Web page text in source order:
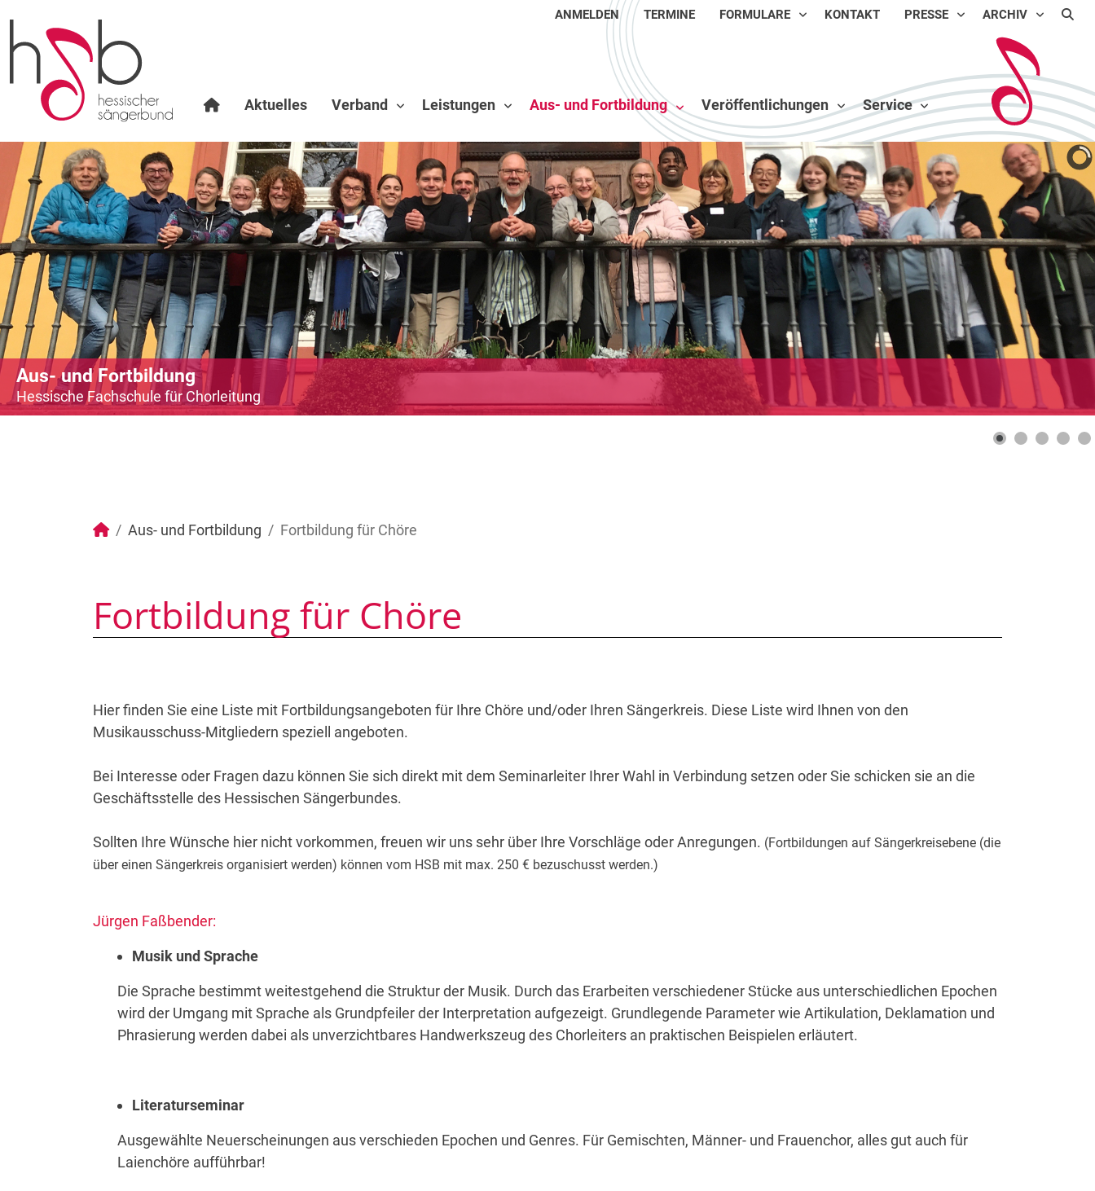
ANMELDEN TERMINE FORMULARE KONTAKT PRESSE ARCHIV
Aktuelles Verband Leistungen Aus- und Fortbildung Veröffentlichungen Service
Aus- und Fortbildung
Hessische Fachschule für Chorleitung
Aus- und Fortbildung Fortbildung für Chöre
Fortbildung für Chöre
Hier finden Sie eine Liste mit Fortbildungsangeboten für Ihre Chöre und/oder Ihren Sängerkreis. Diese Liste wird Ihnen von den
Musikausschuss-Mitgliedern speziell angeboten.
Bei Interesse oder Fragen dazu können Sie sich direkt mit dem Seminarleiter Ihrer Wahl in Verbindung setzen oder Sie schicken sie an die
Geschäftsstelle des Hessischen Sängerbundes.
Sollten Ihre Wünsche hier nicht vorkommen, freuen wir uns sehr über Ihre Vorschläge oder Anregungen. (Fortbildungen auf Sängerkreisebene (die
über einen Sängerkreis organisiert werden) können vom HSB mit max. 250 € bezuschusst werden.)
Jürgen Faßbender:
Musik und Sprache
Die Sprache bestimmt weitestgehend die Struktur der Musik. Durch das Erarbeiten verschiedener Stücke aus unterschiedlichen Epochen
wird der Umgang mit Sprache als Grundpfeiler der Interpretation aufgezeigt. Grundlegende Parameter wie Artikulation, Deklamation und
Phrasierung werden dabei als unverzichtbares Handwerkszeug des Chorleiters an praktischen Beispielen erläutert.
Literaturseminar
Ausgewählte Neuerscheinungen aus verschieden Epochen und Genres. Für Gemischten, Männer- und Frauenchor, alles gut auch für
Laienchöre aufführbar!